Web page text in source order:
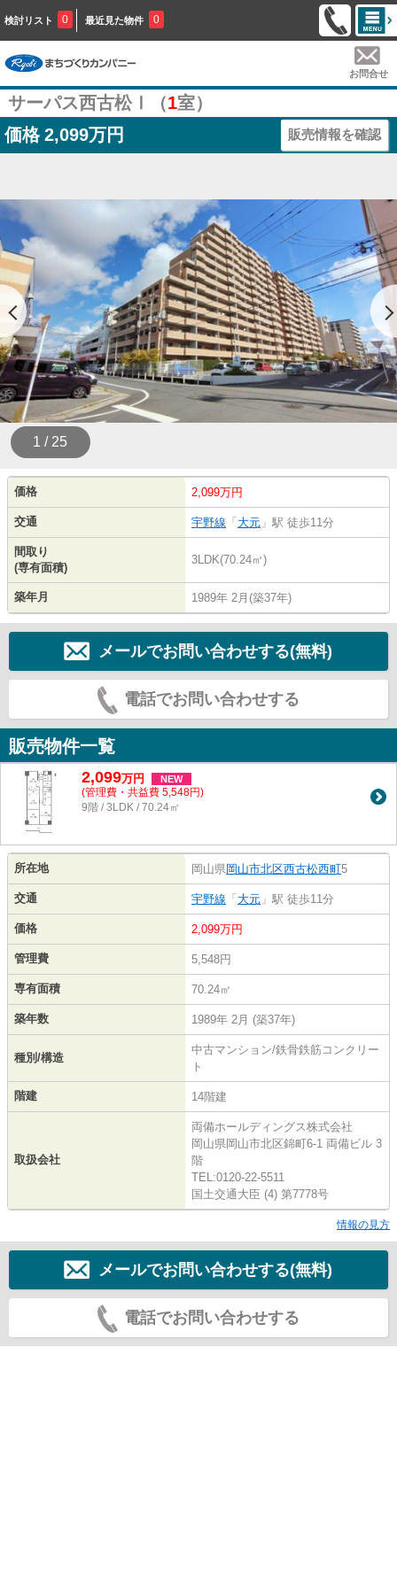
検討リスト 0 最近見た物件 0
お問合せ
サーパス西古松Ⅰ（1室）
価格 2,099万円 販売情報を確認
1 / 25
価格 2,099万円
交通 宇野線 「大元 」駅 徒歩11分
間取り
(専有面積)
3LDK(70.24㎡)
築年月 1989年 2月(築37年)
メールでお問い合わせする(無料)
電話でお問い合わせする
販売物件一覧
2,099万円 NEW
(管理費・共益費 5,548円)
9階 / 3LDK / 70.24㎡
所在地 岡山県岡山市北区西古松西町5
交通 宇野線 「大元 」駅 徒歩11分
価格 2,099万円
管理費 5,548円
専有面積 70.24㎡
築年数 1989年 2月 (築37年)
種別/構造
中古マンション/鉄骨鉄筋コンクリー
ト
階建 14階建
取扱会社
両備ホールディングス株式会社
岡山県岡山市北区錦町6-1 両備ビル 3
階
TEL:0120-22-5511
国土交通大臣 (4) 第7778号
情報の見方
メールでお問い合わせする(無料)
電話でお問い合わせする